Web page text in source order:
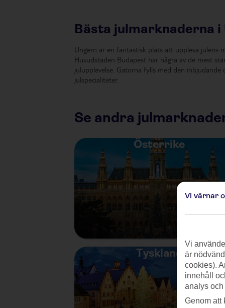
Bästa julmarknaderna i
Ungern är en fantastisk plats att uppleva julens
Huvudstaden Budapest har några av de mest
julupplevelse. Gatorna fylls med den
julspecialiteter.
Se andra
Österrike
Tyskland
Vi värnar
Vi
är
cookies).
innehåll
analys
Genom att